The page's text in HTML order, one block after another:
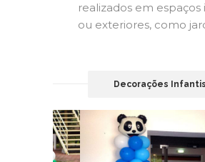
realizados em
ou exteriores, como
Decorações Infantis